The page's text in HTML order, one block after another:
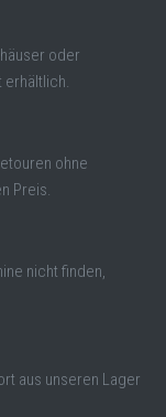
oder
erhältlich.
ohne
Preis.
nicht finden,
aus unseren Lager